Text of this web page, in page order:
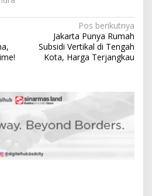
Pos berikutnya
Jakarta Punya Rumah
Subsidi Vertikal di Tengah
Kota, Harga Terjangkau